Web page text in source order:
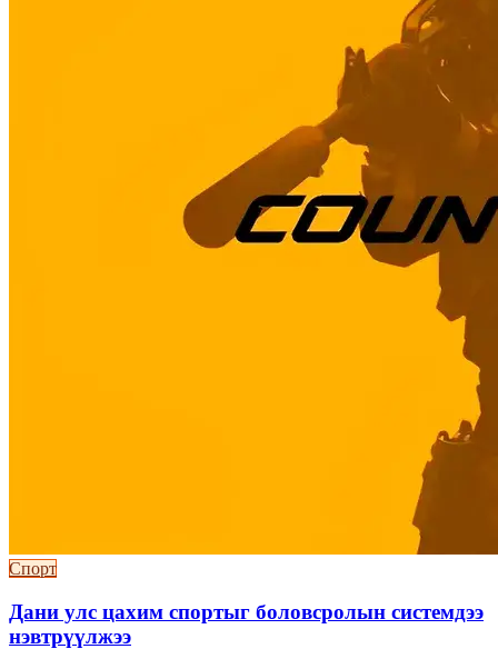
Спорт
Дани улс цахим спортыг боловсролын системдээ
нэвтрүүлжээ